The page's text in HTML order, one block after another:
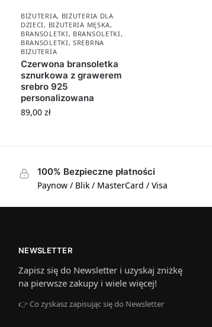
BIŻUTERIA, BIŻUTERIA DLA
DZIECI, BIŻUTERIA MĘSKA,
BRANSOLETKI, BRANSOLETKI,
BRANSOLETKI,SREBRNA
BIŻUTERIA
Czerwona bransoletka
sznurkowa z grawerem
srebro 925
personalizowana
89,00 zł
100% Bezpieczne płatności
Paynow / Blik / MasterCard / Visa
NEWSLETTER
Zapisz się do Newsletter i uzyskaj zniżkę
na pierwsze zakupy i wiele więcej!
👉 Co zyskasz zapisując się do Newsletter